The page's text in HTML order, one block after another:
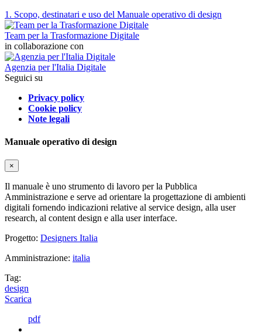
1. Scopo, destinatari e uso del Manuale operativo di design
Team per la Trasformazione Digitale
in collaborazione con
Agenzia per l'Italia Digitale
Seguici su
Privacy policy
Cookie policy
Note legali
Manuale operativo di design
×
Il manuale è uno strumento di lavoro per la Pubblica
Amministrazione e serve ad orientare la progettazione di ambienti
digitali fornendo indicazioni relative al service design, alla user
research, al content design e alla user interface.
Progetto: Designers Italia
Amministrazione: italia
Tag:
design
Scarica
pdf